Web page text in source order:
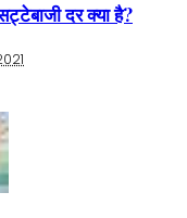
दर क्या है?